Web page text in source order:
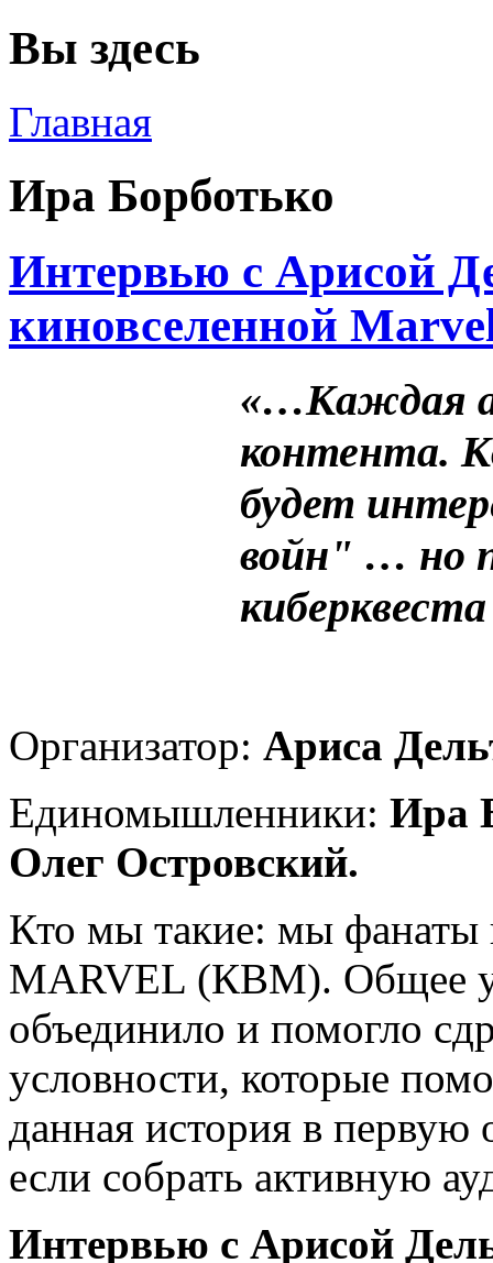
Вы здесь
Главная
Ира Борботько
Интервью с Арисой
киновселенной
«…Каждая
контента.
будет
войн" … но
Организатор: Ариса
Единомышленники: Ира
Олег Островский.
Кто мы такие: мы фанаты
MARVEL (КВМ). Общее
объединило и помогло
условности, которые
данная история в первую
если собрать активную
Интервью с Арисой